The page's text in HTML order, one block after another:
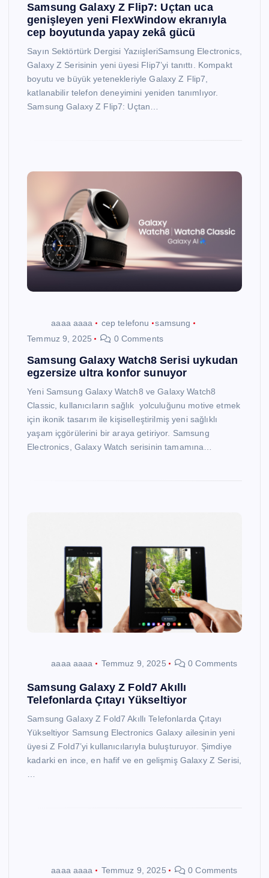
Samsung Galaxy Z Flip7: Uçtan uca
genişleyen yeni FlexWindow ekranıyla
cep boyutunda yapay zekâ gücü
Sayın Sektörtürk Dergisi YazıişleriSamsung Electronics,
Galaxy Z Serisinin yeni üyesi Flip7’yi tanıttı. Kompakt
boyutu ve büyük yetenekleriyle Galaxy Z Flip7,
katlanabilir telefon deneyimini yeniden tanımlıyor.
Samsung Galaxy Z Flip7: Uçtan…
aaaa aaaa cep telefonu
samsung
Temmuz 9, 2025
0 Comments
Samsung Galaxy Watch8 Serisi uykudan
egzersize ultra konfor sunuyor
Yeni Samsung Galaxy Watch8 ve Galaxy Watch8
Classic, kullanıcıların sağlık yolculuğunu motive etmek
için ikonik tasarım ile kişiselleştirilmiş yeni sağlıklı
yaşam içgörülerini bir araya getiriyor. Samsung
Electronics, Galaxy Watch serisinin tamamına…
aaaa aaaa Temmuz 9, 2025 0 Comments
Samsung Galaxy Z Fold7 Akıllı
Telefonlarda Çıtayı Yükseltiyor
Samsung Galaxy Z Fold7 Akıllı Telefonlarda Çıtayı
Yükseltiyor Samsung Electronics Galaxy ailesinin yeni
üyesi Z Fold7’yi kullanıcılarıyla buluşturuyor. Şimdiye
kadarki en ince, en hafif ve en gelişmiş Galaxy Z Serisi,
aaaa aaaa Temmuz 9, 2025 0 Comments